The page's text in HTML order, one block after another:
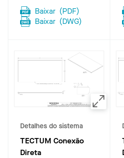
Baixar (PDF)
Baixar (DWG)
Detalhes do sistema
TECTUM Conexão
Direta